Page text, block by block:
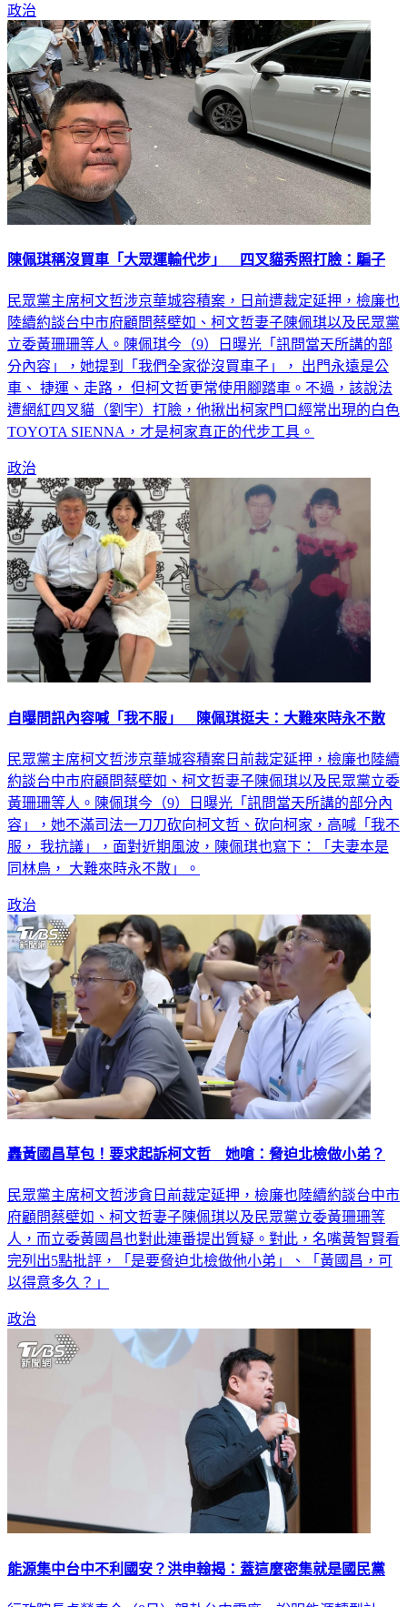
政治
陳佩琪稱沒買車「大眾運輸代步」 四叉貓秀照打臉：騙子
民眾黨主席柯文哲涉京華城容積案，日前遭裁定延押，檢廉也
陸續約談台中市府顧問蔡壁如、柯文哲妻子陳佩琪以及民眾黨
立委黃珊珊等人。陳佩琪今（9）日曝光「訊問當天所講的部
分內容」，她提到「我們全家從沒買車子」， 出門永遠是公
車、 捷運、走路， 但柯文哲更常使用腳踏車。不過，該說法
遭網紅四叉貓（劉宇）打臉，他揪出柯家門口經常出現的白色
TOYOTA SIENNA，才是柯家真正的代步工具。
政治
自曝問訊內容喊「我不服」 陳佩琪挺夫：大難來時永不散
民眾黨主席柯文哲涉京華城容積案日前裁定延押，檢廉也陸續
約談台中市府顧問蔡壁如、柯文哲妻子陳佩琪以及民眾黨立委
黃珊珊等人。陳佩琪今（9）日曝光「訊問當天所講的部分內
容」，她不滿司法一刀刀砍向柯文哲、砍向柯家，高喊「我不
服， 我抗議」，面對近期風波，陳佩琪也寫下：「夫妻本是
同林鳥， 大難來時永不散」。
政治
轟黃國昌草包！要求起訴柯文哲 她嗆：脅迫北檢做小弟？
民眾黨主席柯文哲涉貪日前裁定延押，檢廉也陸續約談台中市
府顧問蔡壁如、柯文哲妻子陳佩琪以及民眾黨立委黃珊珊等
人，而立委黃國昌也對此連番提出質疑。對此，名嘴黃智賢看
完列出5點批評，「是要脅迫北檢做他小弟」、「黃國昌，可
以得意多久？」
政治
能源集中台中不利國安？洪申翰揭：蓋這麼密集就是國民黨